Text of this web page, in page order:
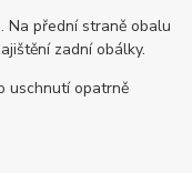
Na přední straně obalu
zadní obálky.
uschnutí opatrně